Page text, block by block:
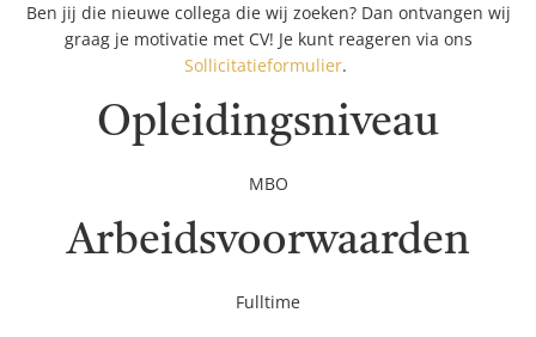
Ben jij die nieuwe collega die wij zoeken? Dan ontvangen wij
graag je motivatie met CV! Je kunt reageren via ons
Sollicitatieformulier.
Opleidingsniveau
MBO
Arbeidsvoorwaarden
Fulltime